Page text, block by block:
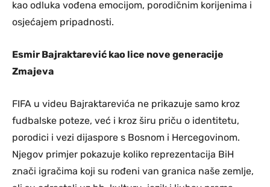
kao odluka vođena emocijom, porodičnim korijenima i
osjećajem pripadnosti.
Esmir Bajraktarević kao lice nove generacije
Zmajeva
FIFA u videu Bajraktarevića ne prikazuje samo kroz
fudbalske poteze, već i kroz širu priču o identitetu,
porodici i vezi dijaspore s Bosnom i Hercegovinom.
Njegov primjer pokazuje koliko reprezentacija BiH
znači igračima koji su rođeni van granica naše zemlje,